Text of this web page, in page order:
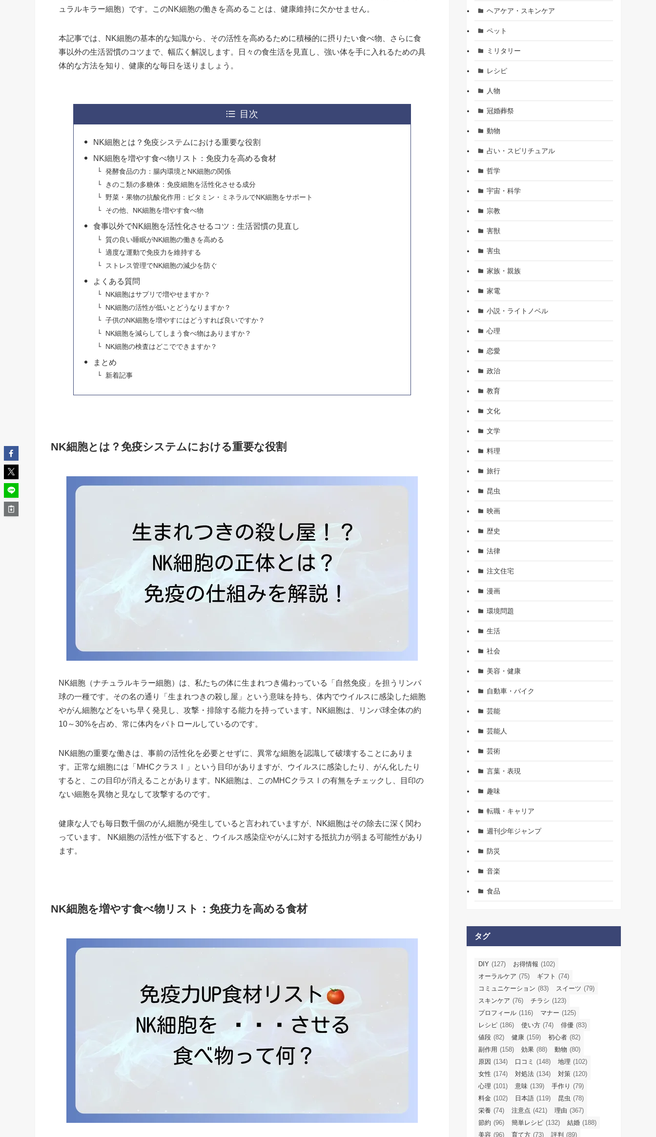
ュラルキラー細胞）です。このNK細胞の働きを高めることは、健康維持に欠かせません。
本記事では、NK細胞の基本的な知識から、その活性を高めるために積極的に摂りたい食べ物、さらに食
事以外の生活習慣のコツまで、幅広く解説します。日々の食生活を見直し、強い体を手に入れるための具
体的な方法を知り、健康的な毎日を送りましょう。
目次
NK細胞とは？免疫システムにおける重要な役割
NK細胞を増やす食べ物リスト：免疫力を高める食材
発酵食品の力：腸内環境とNK細胞の関係
きのこ類の多糖体：免疫細胞を活性化させる成分
野菜・果物の抗酸化作用：ビタミン・ミネラルでNK細胞をサポート
その他、NK細胞を増やす食べ物
食事以外でNK細胞を活性化させるコツ：生活習慣の見直し
質の良い睡眠がNK細胞の働きを高める
適度な運動で免疫力を維持する
ストレス管理でNK細胞の減少を防ぐ
よくある質問
NK細胞はサプリで増やせますか？
NK細胞の活性が低いとどうなりますか？
子供のNK細胞を増やすにはどうすれば良いですか？
NK細胞を減らしてしまう食べ物はありますか？
NK細胞の検査はどこでできますか？
まとめ
新着記事
NK細胞とは？免疫システムにおける重要な役割
NK細胞（ナチュラルキラー細胞）は、私たちの体に生まれつき備わっている「自然免疫」を担うリンパ
球の一種です。その名の通り「生まれつきの殺し屋」という意味を持ち、体内でウイルスに感染した細胞
やがん細胞などをいち早く発見し、攻撃・排除する能力を持っています。NK細胞は、リンパ球全体の約
10～30%を占め、常に体内をパトロールしているのです。
NK細胞の重要な働きは、事前の活性化を必要とせずに、異常な細胞を認識して破壊することにありま
す。正常な細胞には「MHCクラスⅠ」という目印がありますが、ウイルスに感染したり、がん化したり
すると、この目印が消えることがあります。NK細胞は、このMHCクラスⅠの有無をチェックし、目印の
ない細胞を異物と見なして攻撃するのです。
健康な人でも毎日数千個のがん細胞が発生していると言われていますが、NK細胞はその除去に深く関わ
っています。 NK細胞の活性が低下すると、ウイルス感染症やがんに対する抵抗力が弱まる可能性があり
ます。
NK細胞を増やす食べ物リスト：免疫力を高める食材
ヘアケア・スキンケア
ペット
ミリタリー
レシピ
人物
冠婚葬祭
動物
占い・スピリチュアル
哲学
宇宙・科学
宗教
害獣
害虫
家族・親族
家電
小説・ライトノベル
心理
恋愛
政治
教育
文化
文学
料理
旅行
昆虫
映画
歴史
法律
注文住宅
漫画
環境問題
生活
社会
美容・健康
自動車・バイク
芸能
芸能人
芸術
言葉・表現
趣味
転職・キャリア
週刊少年ジャンプ
防災
音楽
食品
タグ
DIY (127) お得情報 (102)
オーラルケア (75) ギフト (74)
コミュニケーション (83) スイーツ (79)
スキンケア (76) チラシ (123)
プロフィール (116) マナー (125)
レシピ (186) 使い方 (74) 俳優 (83)
値段 (82) 健康 (159) 初心者 (82)
副作用 (158) 効果 (88) 動物 (80)
原因 (134) 口コミ (148) 地理 (102)
女性 (174) 対処法 (134) 対策 (120)
心理 (101) 意味 (139) 手作り (79)
料金 (102) 日本語 (119) 昆虫 (78)
栄養 (74) 注意点 (421) 理由 (367)
節約 (96) 簡単レシピ (132) 結婚 (188)
美容 (96) 育て方 (73) 評判 (89)